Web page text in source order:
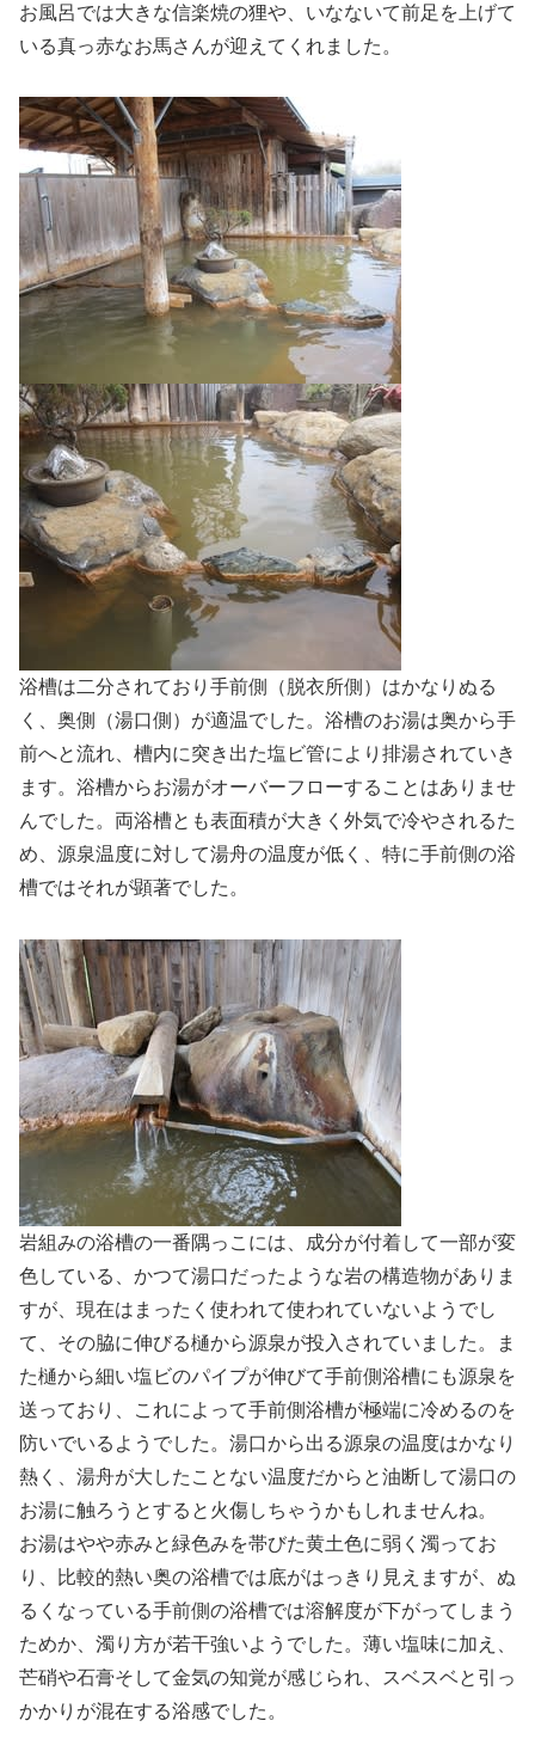
お風呂では大きな信楽焼の狸や、いなないて前足を上げて
いる真っ赤なお馬さんが迎えてくれました。
浴槽は二分されており手前側（脱衣所側）はかなりぬる
く、奥側（湯口側）が適温でした。浴槽のお湯は奥から手
前へと流れ、槽内に突き出た塩ビ管により排湯されていき
ます。浴槽からお湯がオーバーフローすることはありませ
んでした。両浴槽とも表面積が大きく外気で冷やされるた
め、源泉温度に対して湯舟の温度が低く、特に手前側の浴
槽ではそれが顕著でした。
岩組みの浴槽の一番隅っこには、成分が付着して一部が変
色している、かつて湯口だったような岩の構造物がありま
すが、現在はまったく使われて使われていないようでし
て、その脇に伸びる樋から源泉が投入されていました。ま
た樋から細い塩ビのパイプが伸びて手前側浴槽にも源泉を
送っており、これによって手前側浴槽が極端に冷めるのを
防いでいるようでした。湯口から出る源泉の温度はかなり
熱く、湯舟が大したことない温度だからと油断して湯口の
お湯に触ろうとすると火傷しちゃうかもしれませんね。
お湯はやや赤みと緑色みを帯びた黄土色に弱く濁ってお
り、比較的熱い奥の浴槽では底がはっきり見えますが、ぬ
るくなっている手前側の浴槽では溶解度が下がってしまう
ためか、濁り方が若干強いようでした。薄い塩味に加え、
芒硝や石膏そして金気の知覚が感じられ、スベスベと引っ
かかりが混在する浴感でした。